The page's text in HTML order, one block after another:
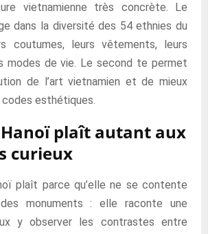
vietnamienne très concrète. Le
dans la diversité des 54 ethnies du
coutumes, leurs vêtements, leurs
modes de vie. Le second te permet
de l’art vietnamien et de mieux
esthétiques.
plaît autant aux
curieux
plaît parce qu’elle ne se contente
monuments : elle raconte une
y observer les contrastes entre